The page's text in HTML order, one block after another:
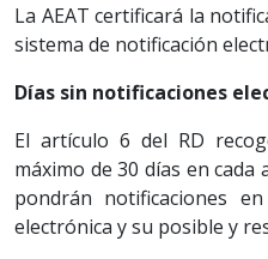
La AEAT certificará la
sistema de notificación
Días sin notificaciones
El artículo 6 del RD
máximo de 30 días en
pondrán notificaciones
electrónica y su posible y